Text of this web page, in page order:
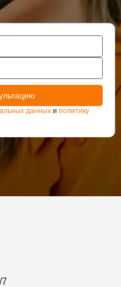
данных и политику